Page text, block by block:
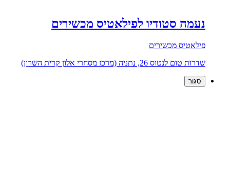
נעמה סטודיו לפילאטיס מכשירים
פילאטיס מכשירים
שדרות טום לנטוס 26, נתניה (מרכז מסחרי אלון קרית השרון)
סגור